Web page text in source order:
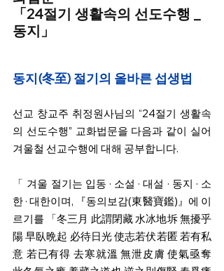
「24절기 생활속의 선도수행 _
동지」
동지(冬至) 절기의 올바른 섭생법
선교 창교주 취정원사님의 “24절기 생활속
의 선도수행” 교화법문을 다음과 같이 실어
겨울철 선교수행에 대해 공부합니다.
「 겨울 절기는 입동 · 소설 · 대설 · 동지 · 소
한 · 대한이며, 『동의보감(東醫寶鑑)』에 이
르기를 「冬三月 此謂閉藏 水冰地坼 無擾乎
陽 早臥晩起 必待日光 使志若伏若匿 若有私
意 若已有得 去寒就溫 無泄皮膚 使氣亟奪